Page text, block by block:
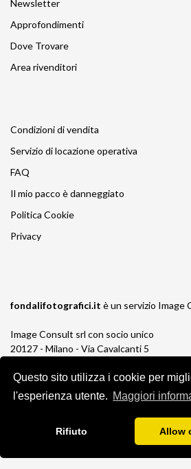
Questo sito utilizza i cookie per
l'esperienza utente. Maggiori
Rifiuto Allow
Newsletter
Approfondimenti
Dove Trovare
Area rivenditori
Condizioni di vendita
Servizio di locazione operativa
FAQ
Il mio pacco è danneggiato
Politica Cookie
Privacy
fondalifotografici.it è un servizio Image
Image Consult srl con socio unico
20127 - Milano - Via Cavalcanti 5
P.IVA e C.F. 03383650961
REA 1673647 CCIAA Milano Monza
Registro Pile IT13030P00003110